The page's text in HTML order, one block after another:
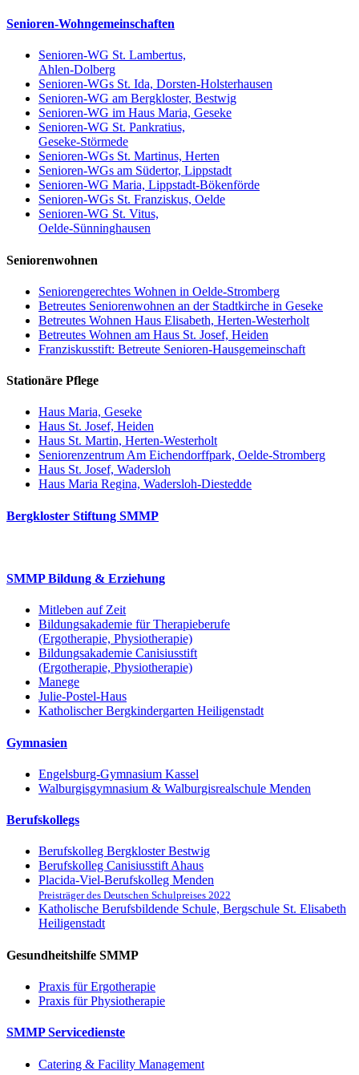
Senioren-Wohngemeinschaften
Senioren-WG St. Lambertus,
Ahlen-Dolberg
Senioren-WGs St. Ida, Dorsten-Holsterhausen
Senioren-WG am Bergkloster, Bestwig
Senioren-WG im Haus Maria, Geseke
Senioren-WG St. Pankratius,
Geseke-Störmede
Senioren-WGs St. Martinus, Herten
Senioren-WGs am Südertor, Lippstadt
Senioren-WG Maria, Lippstadt-Bökenförde
Senioren-WGs St. Franziskus, Oelde
Senioren-WG St. Vitus,
Oelde-Sünninghausen
Seniorenwohnen
Seniorengerechtes Wohnen in Oelde-Stromberg
Betreutes Seniorenwohnen an der Stadtkirche in Geseke
Betreutes Wohnen Haus Elisabeth, Herten-Westerholt
Betreutes Wohnen am Haus St. Josef, Heiden
Franziskusstift: Betreute Senioren-Hausgemeinschaft
Stationäre Pflege
Haus Maria, Geseke
Haus St. Josef, Heiden
Haus St. Martin, Herten-Westerholt
Seniorenzentrum Am Eichendorffpark, Oelde-Stromberg
Haus St. Josef, Wadersloh
Haus Maria Regina, Wadersloh-Diestedde
Bergkloster Stiftung SMMP
SMMP Bildung & Erziehung
Mitleben auf Zeit
Bildungsakademie für Therapieberufe
(Ergotherapie, Physiotherapie)
Bildungsakademie Canisiusstift
(Ergotherapie, Physiotherapie)
Manege
Julie-Postel-Haus
Katholischer Bergkindergarten Heiligenstadt
Gymnasien
Engelsburg-Gymnasium Kassel
Walburgisgymnasium & Walburgisrealschule Menden
Berufskollegs
Berufskolleg Bergkloster Bestwig
Berufskolleg Canisiusstift Ahaus
Placida-Viel-Berufskolleg Menden
Preisträger des Deutschen Schulpreises 2022
Katholische Berufsbildende Schule, Bergschule St. Elisabeth
Heiligenstadt
Gesundheitshilfe SMMP
Praxis für Ergo­therapie
Praxis für Physio­therapie
SMMP Servicedienste
Catering & Facility Management